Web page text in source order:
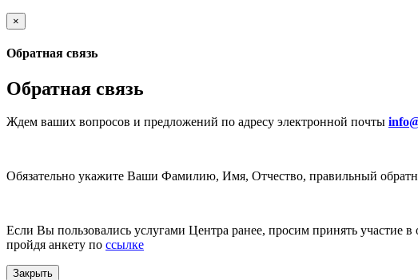
×
Обратная связь
Обратная связь
Ждем ваших вопросов и предложений по адресу электронной почты
Обязательно укажите Ваши Фамилию, Имя, Отчество, правильный
Если Вы пользовались услугами Центра ранее, просим принять участие
пройдя анкету по ссылке
Закрыть